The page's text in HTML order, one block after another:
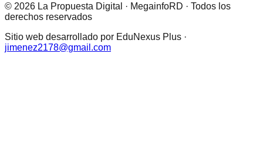
© 2026 La Propuesta Digital · MegainfoRD · Todos los
derechos reservados
Sitio web desarrollado por EduNexus Plus ·
jimenez2178@gmail.com